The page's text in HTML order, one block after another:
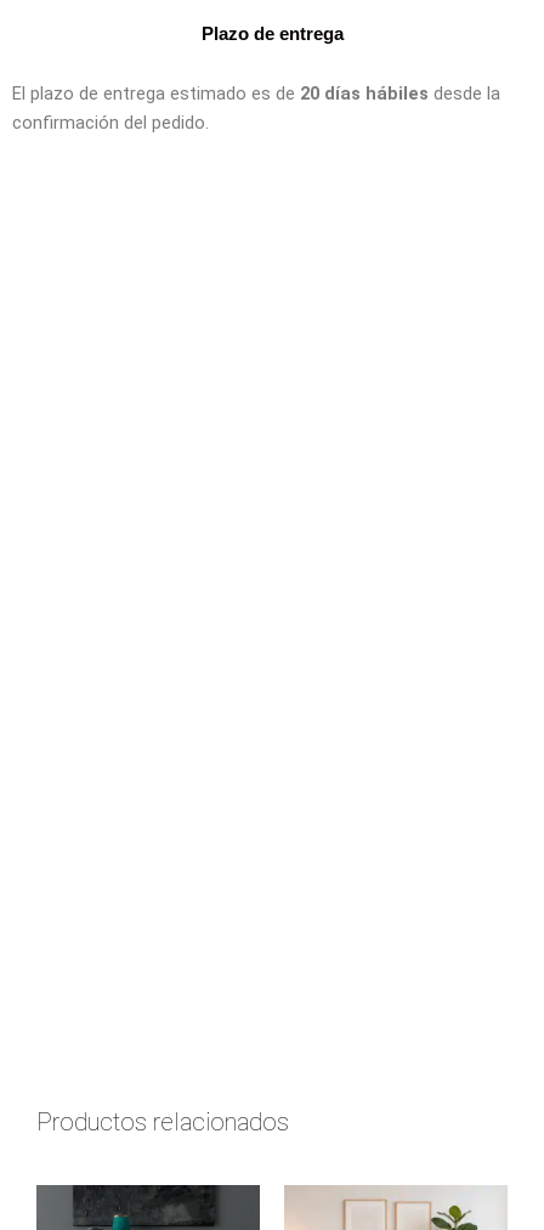
Plazo de entrega
El plazo de entrega estimado es de 20 días hábiles desde la
confirmación del pedido.
Productos relacionados